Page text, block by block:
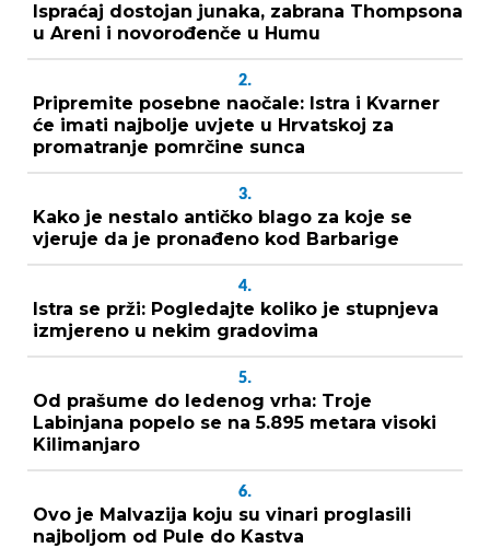
Ispraćaj dostojan junaka, zabrana Thompsona
u Areni i novorođenče u Humu
2.
Pripremite posebne naočale: Istra i Kvarner
će imati najbolje uvjete u Hrvatskoj za
promatranje pomrčine sunca
3.
Kako je nestalo antičko blago za koje se
vjeruje da je pronađeno kod Barbarige
4.
Istra se prži: Pogledajte koliko je stupnjeva
izmjereno u nekim gradovima
5.
Od prašume do ledenog vrha: Troje
Labinjana popelo se na 5.895 metara visoki
Kilimanjaro
6.
Ovo je Malvazija koju su vinari proglasili
najboljom od Pule do Kastva